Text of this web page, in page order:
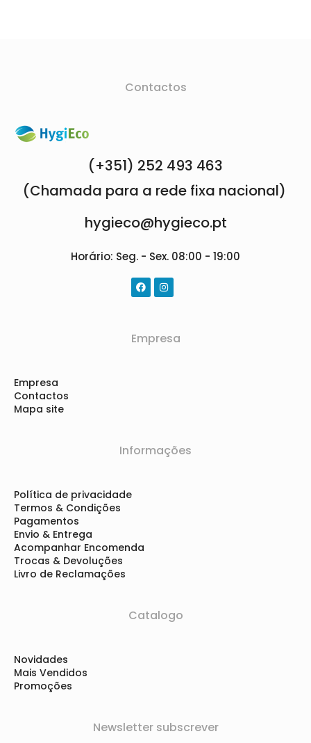
Contactos
(+351) 252 493 463
(Chamada para a rede fixa nacional)
hygieco@hygieco.pt
Horário: Seg. - Sex. 08:00 - 19:00
Empresa
Empresa
Contactos
Mapa site
Informações
Política de privacidade
Termos & Condições
Pagamentos
Envio & Entrega
Acompanhar Encomenda
Trocas & Devoluções
Livro de Reclamações
Catalogo
Novidades
Mais Vendidos
Promoções
Newsletter subscrever